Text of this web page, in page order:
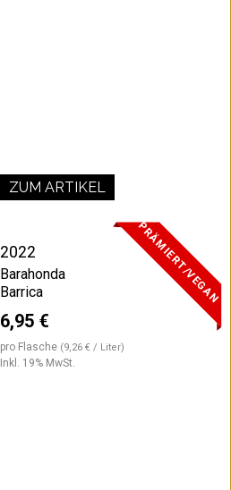
ZUM ARTIKEL
PRÄMIERT/VEGAN
2022
Barahonda
Barrica
6,95 €
pro Flasche (9,26 € / Liter)
Inkl. 19% MwSt.